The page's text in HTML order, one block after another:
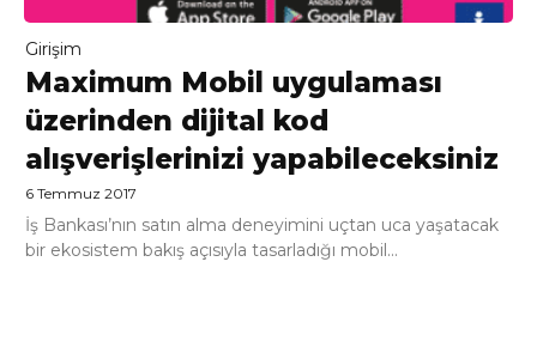
Girişim
Maximum Mobil uygulaması
üzerinden dijital kod
alışverişlerinizi yapabileceksiniz
6 Temmuz 2017
İş Bankası’nın satın alma deneyimini uçtan uca yaşatacak
bir ekosistem bakış açısıyla tasarladığı mobil...